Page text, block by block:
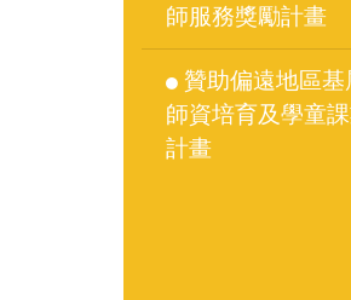
師服務獎勵計畫
贊助偏遠地區基
師資培育及學童
計畫